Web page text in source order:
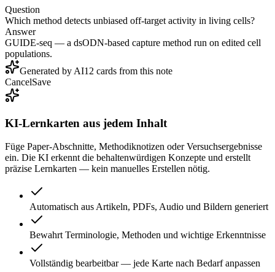
Question
Which method detects unbiased off-target activity in living cells?
Answer
GUIDE-seq — a dsODN-based capture method run on edited cell
populations.
Generated by AI12 cards from this note
CancelSave
KI-Lernkarten aus jedem Inhalt
Füge Paper-Abschnitte, Methodiknotizen oder Versuchsergebnisse
ein. Die KI erkennt die behaltenwürdigen Konzepte und erstellt
präzise Lernkarten — kein manuelles Erstellen nötig.
Automatisch aus Artikeln, PDFs, Audio und Bildern generiert
Bewahrt Terminologie, Methoden und wichtige Erkenntnisse
Vollständig bearbeitbar — jede Karte nach Bedarf anpassen